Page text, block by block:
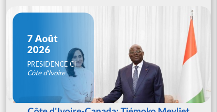
7 Août
2026
PRESIDENCE CI
Côte d'Ivoire